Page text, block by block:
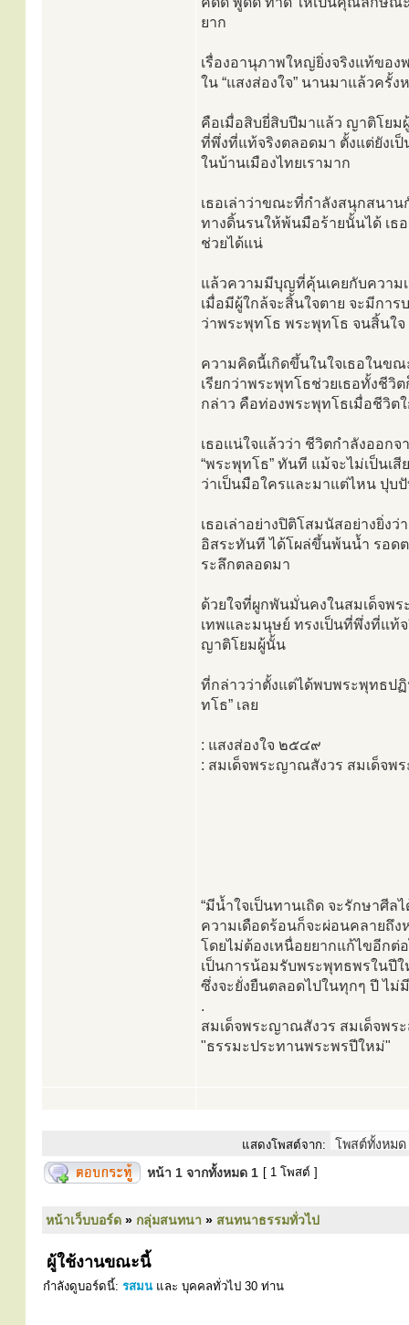
ยาก
เรื่องอานุภาพใหญ่ยิ่งจริงแท้ของ
ใน “แสงส่องใจ” นานมาแล้วครั้
คือเมื่อสิบยี่สิบปีมาแล้ว ญาติโยม
ที่พึ่งที่แท้จริงตลอดมา ตั้งแต่ยังเ
ในบ้านเมืองไทยเรามาก
เธอเล่าว่าขณะที่กำลังสนุกสนา
ทางดิ้นรนให้พ้นมือร้ายนั้นได้ เธ
ช่วยได้แน่
แล้วความมีบุญที่คุ้นเคยกับความ
เมื่อมีผู้ใกล้จะสิ้นใจตาย จะมีกา
ว่าพระพุทโธ พระพุทโธ จนสิ้นใจ
ความคิดนี้เกิดขึ้นในใจเธอในข
เรียกว่าพระพุทโธช่วยเธอทั้งชีวิ
กล่าว คือท่องพระพุทโธเมื่อชีวิต
เธอแน่ใจแล้วว่า ชีวิตกำลังออก
“พระพุทโธ” ทันที แม้จะไม่เป็นเ
ว่าเป็นมือใครและมาแต่ไหน ปุบ
เธอเล่าอย่างปิติโสมนัสอย่างยิ่ง
อิสระทันที ได้โผล่ขึ้นพ้นน้ำ รอด
ระลึกตลอดมา
ด้วยใจที่ผูกพันมั่นคงในสมเด็จพ
เทพและมนุษย์ ทรงเป็นที่พึ่งที่แท้
ญาติโยมผู้นั้น
ที่กล่าวว่าตั้งแต่ได้พบพระพุทธป
ทโธ” เลย
: แสงส่องใจ ๒๕๔๙
: สมเด็จพระญาณสังวร สมเด็จ
“มีน้ำใจเป็นทานเถิด จะรักษาศีล
ความเดือดร้อนก็จะผ่อนคลายถึง
โดยไม่ต้องเหนื่อยยากแก้ไขอีกต่
เป็นการน้อมรับพระพุทธพรในปี
ซึ่งจะยั่งยืนตลอดไปในทุกๆ ปี ไม่
.
สมเด็จพระญาณสังวร สมเด็จพ
"ธรรมะประทานพระพรปีใหม่"
แสดงโพสต์จาก:
หน้า 1 จากทั้งหมด 1 [ 1 โพสต์ ]
หน้าเว็บบอร์ด » กลุ่มสนทนา » สนทนาธรรมทั่วไป
ผู้ใช้งานขณะนี้
กำลังดูบอร์ดนี้: รสมนและ บุคคลทั่วไป 30 ท่าน